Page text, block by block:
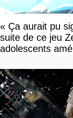
« Ça aurait pu
suite de ce jeu
adolescents